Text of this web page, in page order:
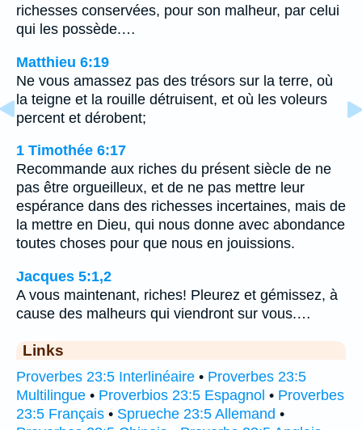
richesses conservées, pour son malheur, par celui
qui les possède.…
Matthieu 6:19
Ne vous amassez pas des trésors sur la terre, où
la teigne et la rouille détruisent, et où les voleurs
percent et dérobent;
1 Timothée 6:17
Recommande aux riches du présent siècle de ne
pas être orgueilleux, et de ne pas mettre leur
espérance dans des richesses incertaines, mais de
la mettre en Dieu, qui nous donne avec abondance
toutes choses pour que nous en jouissions.
Jacques 5:1,2
A vous maintenant, riches! Pleurez et gémissez, à
cause des malheurs qui viendront sur vous.…
Links
Proverbes 23:5 Interlinéaire • Proverbes 23:5
Multilingue • Proverbios 23:5 Espagnol • Proverbes
23:5 Français • Sprueche 23:5 Allemand •